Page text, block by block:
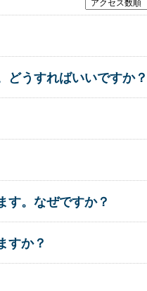
どうすればいいですか？
す。なぜですか？
すか？